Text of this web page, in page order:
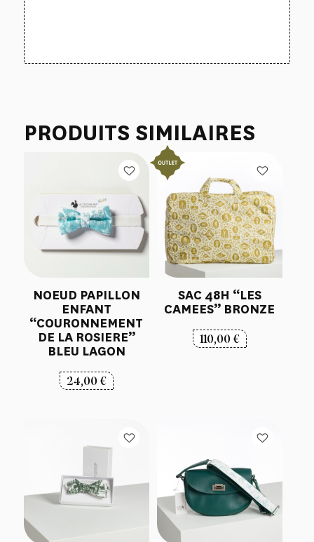
PRODUITS SIMILAIRES
NOEUD PAPILLON
ENFANT
“COURONNEMENT
DE LA ROSIERE”
BLEU LAGON
24,00€
SAC 48H “LES
CAMEES” BRONZE
110,00€